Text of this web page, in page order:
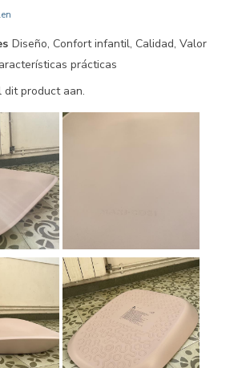
Diseño, Confort infantil, Calidad, Valor
prácticas
dit product aan.